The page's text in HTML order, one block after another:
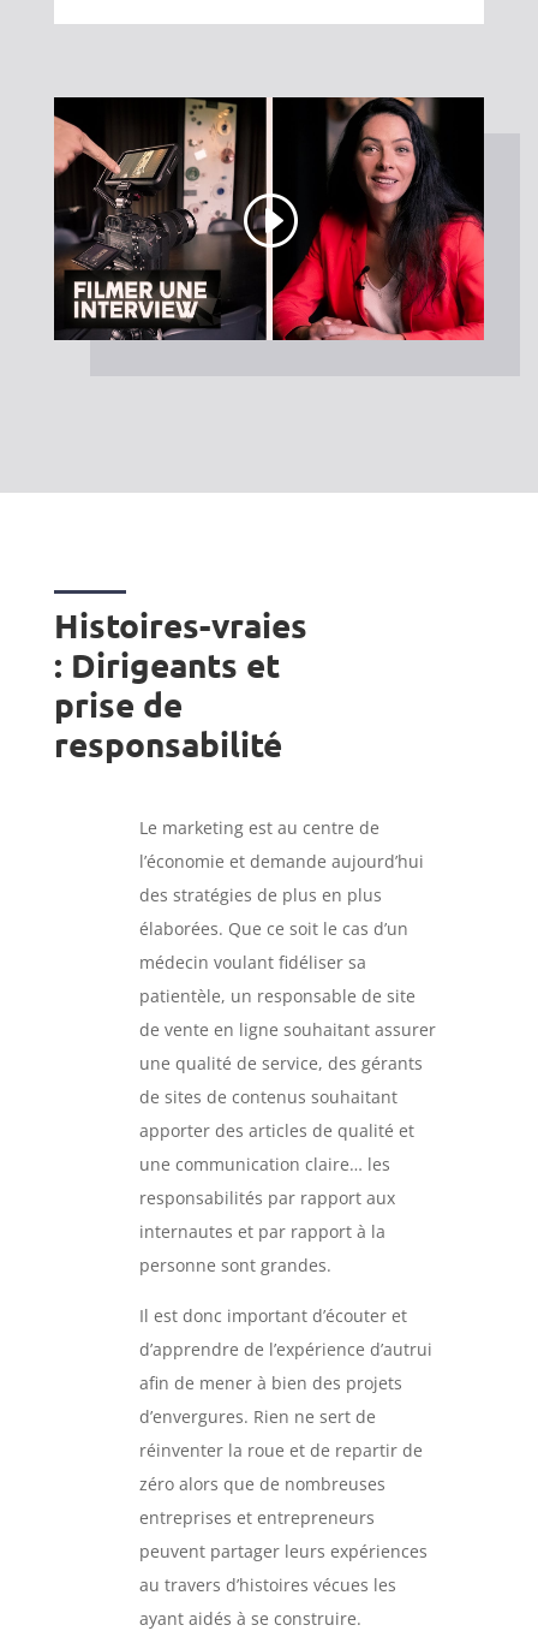
Histoires-vraies
: Dirigeants et
prise de
responsabilité
Le marketing est au centre de
l’économie et demande aujourd’hui
des stratégies de plus en plus
élaborées. Que ce soit le cas d’un
médecin voulant fidéliser sa
patientèle, un responsable de site
de vente en ligne souhaitant assurer
une qualité de service, des gérants
de sites de contenus souhaitant
apporter des articles de qualité et
une communication claire… les
responsabilités par rapport aux
internautes et par rapport à la
personne sont grandes.
Il est donc important d’écouter et
d’apprendre de l’expérience d’autrui
afin de mener à bien des projets
d’envergures. Rien ne sert de
réinventer la roue et de repartir de
zéro alors que de nombreuses
entreprises et entrepreneurs
peuvent partager leurs expériences
au travers d’histoires vécues les
ayant aidés à se construire.